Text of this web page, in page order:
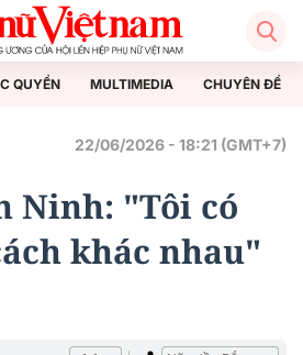
QUYỀN MULTIMEDIA CHUYÊN ĐỀ
22/06/2026 - 18:21 (GMT+7)
Ninh: "Tôi có
khác nhau"